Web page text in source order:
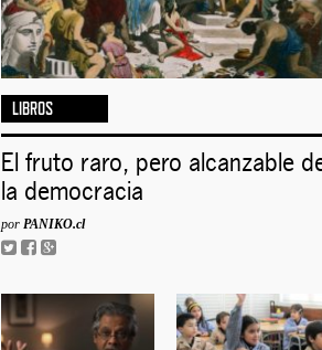
LIBROS
El fruto raro, pero alcanzable
la democracia
porPANIKO.cl